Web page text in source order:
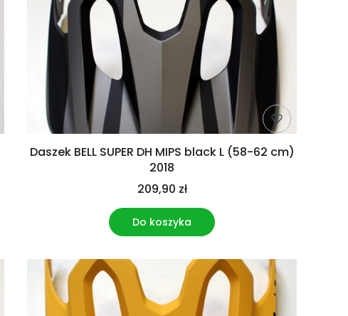
Daszek BELL SUPER DH MIPS black L (58-62 cm)
2018
209,90 zł
Do koszyka